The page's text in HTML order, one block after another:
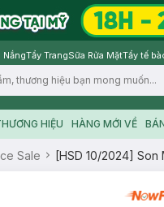
NắngTẩy TrangSữa Rửa MặtTẩy tế
HIỆU HÀNG MỚI VỀ
Sale [HSD 10/2024]